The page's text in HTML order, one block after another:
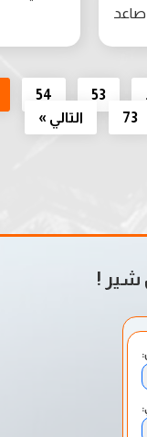
54
55
التالي »